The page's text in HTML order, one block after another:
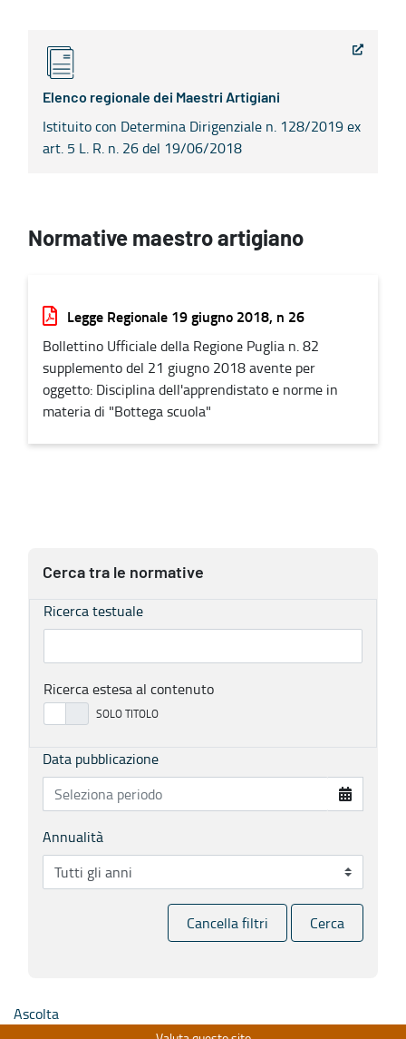
Elenco regionale dei Maestri Artigiani
Istituito con Determina Dirigenziale n. 128/2019 ex
art. 5 L. R. n. 26 del 19/06/2018
Normative maestro artigiano
Legge Regionale 19 giugno 2018, n 26
Bollettino Ufficiale della Regione Puglia n. 82
supplemento del 21 giugno 2018 avente per
oggetto: Disciplina dell'apprendistato e norme in
materia di "Bottega scuola"
Cerca tra le normative
Ricerca testuale
Ricerca estesa al contenuto
Data pubblicazione
Annualità
Cancella filtri Cerca
Ascolta